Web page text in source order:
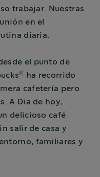
trabajar. Nuestras
en el
diaria.
el punto de
®
ha recorrido
cafetería pero
A Dia de hoy,
delicioso café
salir de casa y
familiares y